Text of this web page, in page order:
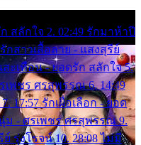
สลักใจ 2. 02:49 รักมาห้าปี
กสาวเสื้อลาย - แสงสุรีย์
ะเทือน - ยอดรัก สลักใจ 5.
เพชร ศรสุพรรณ 6. 14:49
17:57 รักเผื่อเลือก - ยอด
ม - ศรเพชร ศรสุพรรณ 9.
รุ่งโรจน์ 10. 28:08 ไม่มี